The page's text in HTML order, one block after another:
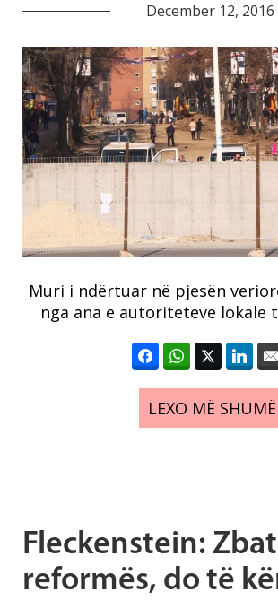
December 12, 2016
Muri i ndërtuar në pjesën
nga ana e autoriteteve lokale
LEXO MË SHUMË
Fleckenstein:
reformës, do të